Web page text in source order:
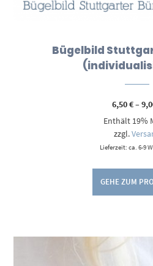
Bügelbild
6,50€–
Enthält 19%
zzgl.
Lieferzeit: ca. 6-9
GEHE ZUM